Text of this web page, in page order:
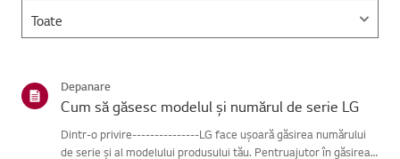
Depanare
Cum să găsesc modelul și numărul de serie LG
Dintr-o privire---------------LG face ușoară găsirea numărului
de serie și al modelului produsului tău. Pentruajutor în găsirea